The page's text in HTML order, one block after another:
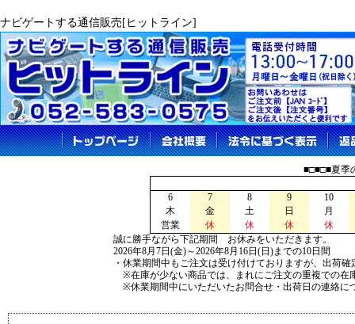
ナビゲートする通信販売[ヒットライン]
■□■□■夏季
6 7 8 9
10
木
金 土 日
月
営業
休 休 休
休
誠に勝手ながら下記期間 お休みをいただきます。
2026年8月7日(金)～2026年8月16日(日)までの10日間
・休業期間中もご注文は受け付けておりますが、出荷
※在庫が少ない商品では、まれにご注文の重複での在
※休業期間中にいただいたお問合せ・出荷日の連絡に